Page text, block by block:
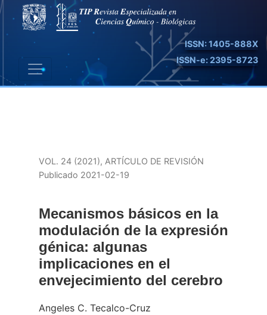
ISSN: 1405-888X
ISSN-e: 2395-8723
VOL. 24 (2021), ARTÍCULO DE REVISIÓN
Mecanismos básicos en la
modulación de la expresión
génica: algunas
implicaciones en el
envejecimiento del cerebro
Publicado 2021-02-19
Angeles C. Tecalco-Cruz